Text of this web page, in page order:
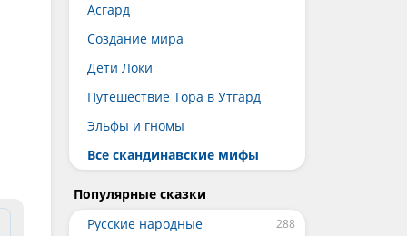
Асгард
Создание мира
Дети Локи
Путешествие Тора в Утгард
Эльфы и гномы
Все скандинавские мифы
Популярные сказки
Русские народные